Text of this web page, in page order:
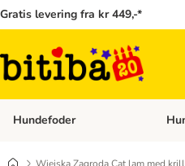
Gratis levering fra kr 449,-*
Hundefoder